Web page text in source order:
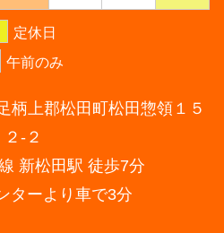
定休日
午前のみ
柄上郡松田町松田惣領１５
２-２
新松田駅 徒歩7分
ターより車で3分